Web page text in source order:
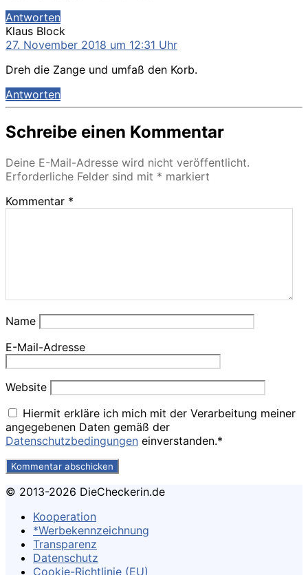
Antworten
Klaus Block
27. November 2018 um 12:31 Uhr
Dreh die Zange und umfaß den Korb.
Antworten
Schreibe einen Kommentar
Deine E-Mail-Adresse wird nicht veröffentlicht.
Erforderliche Felder sind mit * markiert
Kommentar *
Name
E-Mail-Adresse
Website
Hiermit erkläre ich mich mit der Verarbeitung meiner
angegebenen Daten gemäß der
Datenschutzbedingungen einverstanden.*
© 2013-2026 DieCheckerin.de
Kooperation
*Werbekennzeichnung
Transparenz
Datenschutz
Cookie-Richtlinie (EU)